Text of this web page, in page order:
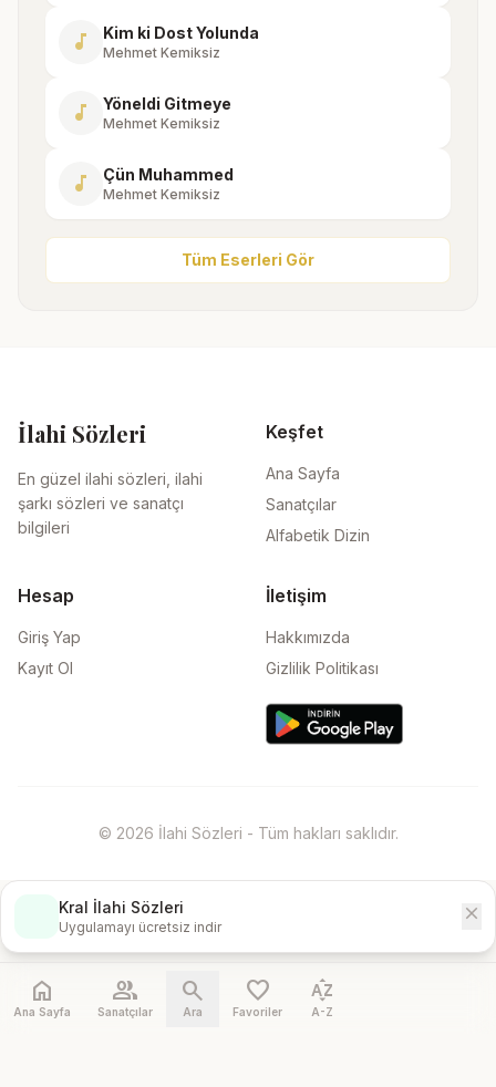
music_note Kim ki Dost Yolunda
Mehmet Kemiksiz
music_note Yöneldi Gitmeye
Mehmet Kemiksiz
music_note Çün Muhammed
Mehmet Kemiksiz
Tüm Eserleri Gör
İlahi Sözleri
En güzel ilahi sözleri, ilahi
şarkı sözleri ve sanatçı
bilgileri
Keşfet
Ana Sayfa
Sanatçılar
Alfabetik Dizin
Hesap
Giriş Yap
Kayıt Ol
İletişim
Hakkımızda
Gizlilik Politikası
© 2026 İlahi Sözleri - Tüm hakları saklıdır.
Kral İlahi Sözleri
Uygulamayı ücretsiz indir
close
home
Ana Sayfa
people
Sanatçılar
search
Ara
favorite
Favoriler
sort_by_alpha
A-Z